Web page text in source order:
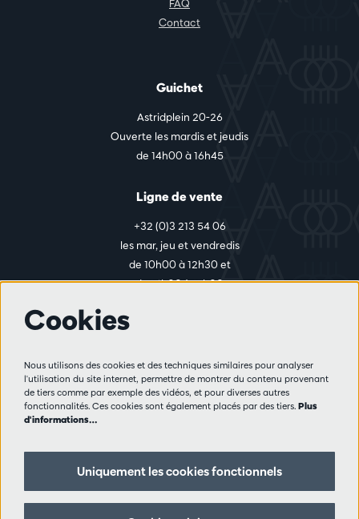
FAQ
Contact
Guichet
Astridplein 20-26
Ouverte les mardis et jeudis
de 14h00 à 16h45
Ligne de vente
+32 (0)3 213 54 06
les mar, jeu et vendredis
de 10h00 à 12h30 et
de 14h00 à 17h00
Règlement des visiteurs
Vie privée
Partenaires
Cookies
Nous utilisons des cookies et des techniques similaires pour analyser
l'utilisation du site internet, permettre de montrer du contenu provenant
de tiers comme par exemple des vidéos, et pour diverses autres
fonctionnalités. Ces cookies sont également placés par des tiers. Plus
d'informations…
Uniquement les cookies fonctionnels